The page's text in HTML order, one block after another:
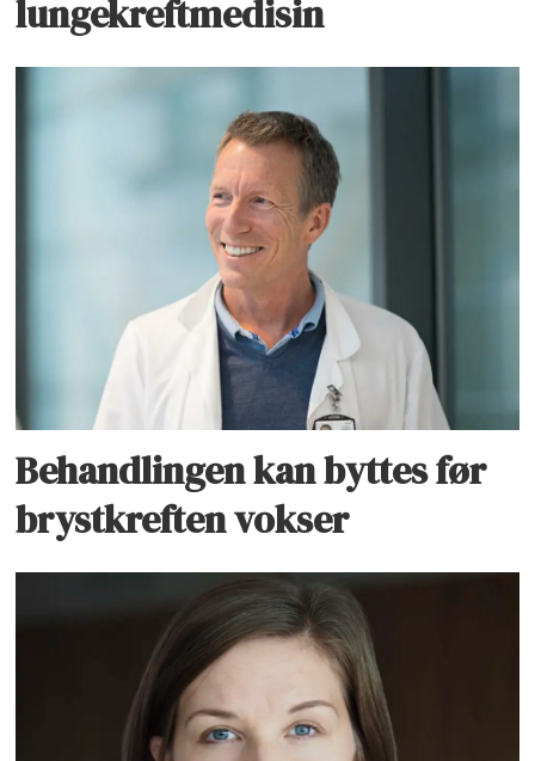
lungekreftmedisin
Behandlingen kan byttes før
brystkreften vokser